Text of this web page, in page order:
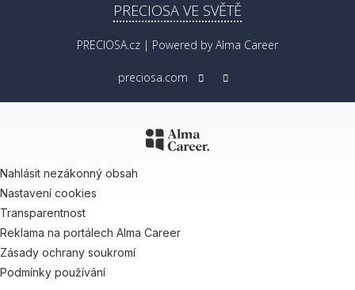
PRECIOSA VE SVĚTĚ
PRECIOSA.cz | Powered byAlma Career
preciosa.com
Nahlásit nezákonný obsah
Nastavení cookies
Transparentnost
Reklama na portálech Alma Career
Zásady ochrany soukromí
Podmínky používání